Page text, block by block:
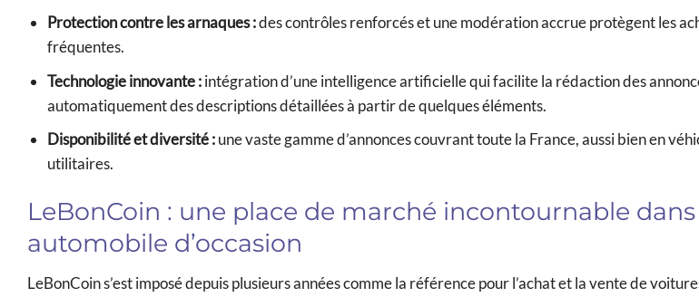
Protection contre les arnaques :des contrôles renforcés et une modération accrue protègent les
fréquentes.
Technologie innovante :intégration d’une intelligence artificielle qui facilite la rédaction des
automatiquement des descriptions détaillées à partir de quelques éléments.
Disponibilité et diversité :une vaste gamme d’annonces couvrant toute la France, aussi bien en
utilitaires.
LeBonCoin : une place de marché incontournable
automobile d’occasion
LeBonCoin s’est imposé depuis plusieurs années comme la référence pour l’achat et la vente de